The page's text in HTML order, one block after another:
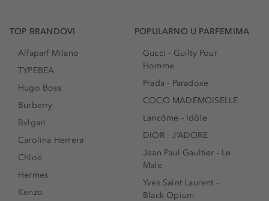
TOP BRANDOVI
Alfaparf Milano
TYPEBEA
Hugo Boss
Burberry
Bvlgari
Carolina Herrera
Chloé
Hermes
Kenzo
POPULARNO U PARFEMIMA
Gucci - Guilty Pour
Homme
Prada - Paradoxe
COCO MADEMOISELLE
Lancôme - Idôle
DIOR - J’ADORE
Jean Paul Gaultier - Le
Male
Yves Saint Laurent -
Black Opium